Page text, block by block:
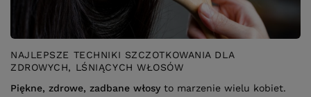
NAJLEPSZE TECHNIKI SZCZOTKOWANIA DLA
ZDROWYCH, LŚNIĄCYCH WŁOSÓW
Piękne, zdrowe, zadbane włosy to marzenie wielu kobiet.